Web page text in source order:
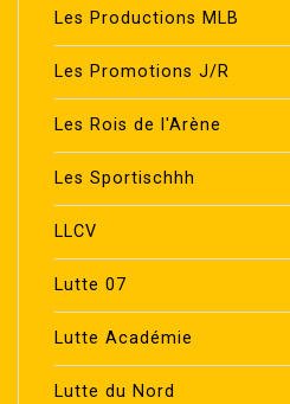
Les Productions MLB
Les Promotions J/R
Les Rois de l'Arène
Les Sportischhh
LLCV
Lutte 07
Lutte Académie
Lutte du Nord